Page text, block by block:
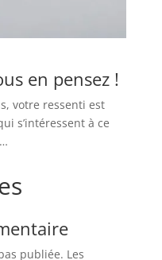
en pensez !
votre ressenti est
s’intéressent à ce
publiée. Les